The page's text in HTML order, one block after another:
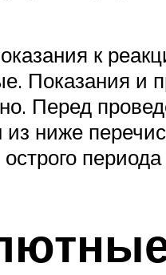
к
Показания и
Перед
из ниже